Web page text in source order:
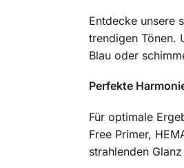
Entdecke unsere
trendigen Tönen.
Blau oder
Perfekte
Für optimale
Free Primer,
strahlenden